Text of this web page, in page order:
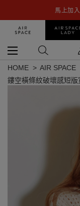
馬上加
HOME AIR SPACE
鏤空橫條紋破壞感短版